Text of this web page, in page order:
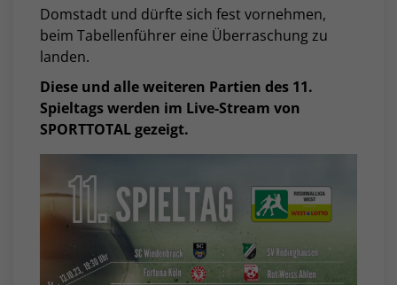
Domstadt und dürfte sich fest vornehmen,
beim Tabellenführer eine Überraschung zu
landen.
Diese und alle weiteren Partien des 11.
Spieltags werden im Live-Stream von
SPORTTOTAL gezeigt.